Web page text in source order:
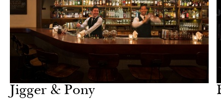
Jigger & Pony
жизнь